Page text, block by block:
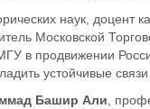
наук , доцент
Московской
в продвижении
устойчивые
Башир Али ,